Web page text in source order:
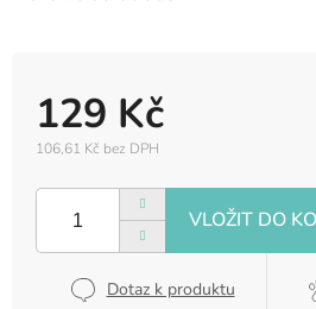
129 Kč
106,61 Kč bez DPH
cena:
Dotaz k produktu